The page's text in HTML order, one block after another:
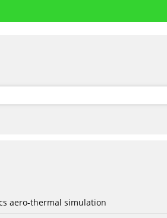
aero-thermal simulation